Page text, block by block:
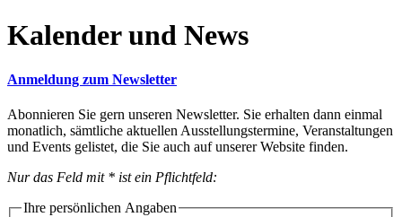
Kalender und News
Anmeldung zum Newsletter
Abonnieren Sie gern unseren Newsletter. Sie erhalten dann einmal
monatlich, sämtliche aktuellen Ausstellungstermine, Veranstaltungen
und Events gelistet, die Sie auch auf unserer Website finden.
Nur das Feld mit * ist ein Pflichtfeld:
Ihre persönlichen Angaben